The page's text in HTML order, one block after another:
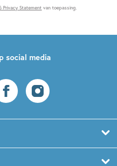
Privacy Statement van toepassing.
social media